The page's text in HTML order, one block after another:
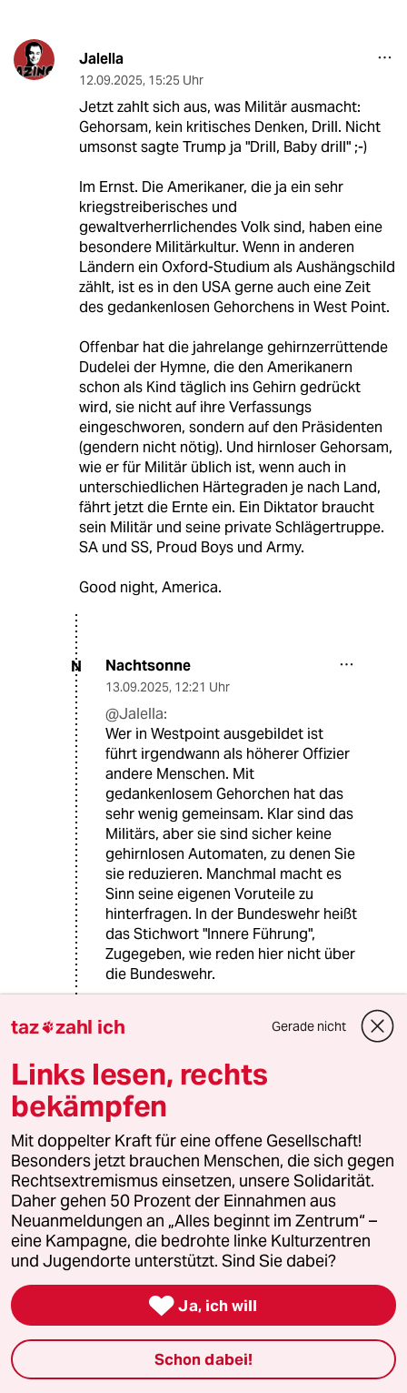
Jalella
12.09.2025, 15:25 Uhr
Jetzt zahlt sich aus, was Militär ausmacht:
Gehorsam, kein kritisches Denken, Drill. Nicht
umsonst sagte Trump ja "Drill, Baby drill" ;-)
Im Ernst. Die Amerikaner, die ja ein sehr
kriegstreiberisches und
gewaltverherrlichendes Volk sind, haben eine
besondere Militärkultur. Wenn in anderen
Ländern ein Oxford-Studium als Aushängschild
zählt, ist es in den USA gerne auch eine Zeit
des gedankenlosen Gehorchens in West Point.
Offenbar hat die jahrelange gehirnzerrüttende
Dudelei der Hymne, die den Amerikanern
schon als Kind täglich ins Gehirn gedrückt
wird, sie nicht auf ihre Verfassungs
eingeschworen, sondern auf den Präsidenten
(gendern nicht nötig). Und hirnloser Gehorsam,
wie er für Militär üblich ist, wenn auch in
unterschiedlichen Härtegraden je nach Land,
fährt jetzt die Ernte ein. Ein Diktator braucht
sein Militär und seine private Schlägertruppe.
SA und SS, Proud Boys und Army.
Good night, America.
N Nachtsonne
13.09.2025, 12:21 Uhr
@Jalella:
Wer in Westpoint ausgebildet ist
führt irgendwann als höherer Offizier
andere Menschen. Mit
gedankenlosem Gehorchen hat das
sehr wenig gemeinsam. Klar sind das
Militärs, aber sie sind sicher keine
gehirnlosen Automaten, zu denen Sie
sie reduzieren. Manchmal macht es
Sinn seine eigenen Voruteile zu
hinterfragen. In der Bundeswehr heißt
das Stichwort "Innere Führung",
Zugegeben, wie reden hier nicht über
die Bundeswehr.
14.09.2025 12:28 Uhr
@Nachtsonne:
Das hierarchische Führungssystem,
das in weiten Teilen der Menschheit
in der Familie beginnt, sich in Kita
und Schule fortsetzt und dann im
Beruf erlebt wird, wird in
militärischen Organisationen zu Blüte
und Vollendung ausgebildet. „Beste“
Voraussetzung für die Rettung der
Demokratie. Aber werden sich
wirklich Westpoint-Kadett*innen
einem ausflippenden
-
taz zahl ich Gerade nicht
Links lesen, rechts
bekämpfen
Mit doppelter Kraft für eine offene Gesellschaft!
Besonders jetzt brauchen Menschen, die sich gegen
Rechtsextremismus einsetzen, unsere Solidarität.
Daher gehen 50 Prozent der Einnahmen aus
Neuanmeldungen an „Alles beginnt im Zentrum“ –
eine Kampagne, die bedrohte linke Kulturzentren
und Jugendorte unterstützt. Sind Sie dabei?
 Ja, ich will
Schon dabei!